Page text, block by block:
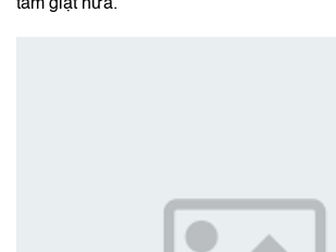
tắm giặt nữa.